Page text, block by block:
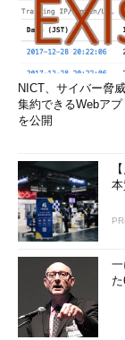
NICT、サイバー脅
集約できるWebアプ
を公開